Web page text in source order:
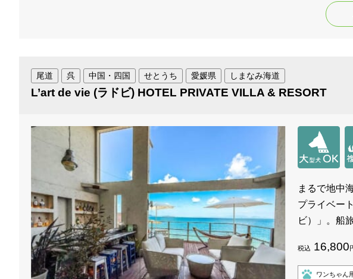
愛媛県 しまなみ海道
尾道 呉 中国・四国 せとうち
L’art de vie (ラドビ) HOTEL PRIVATE VILLA & RESORT
まるで地中
プライベー
ビ）」。船
税込 16,800
ワンちゃん